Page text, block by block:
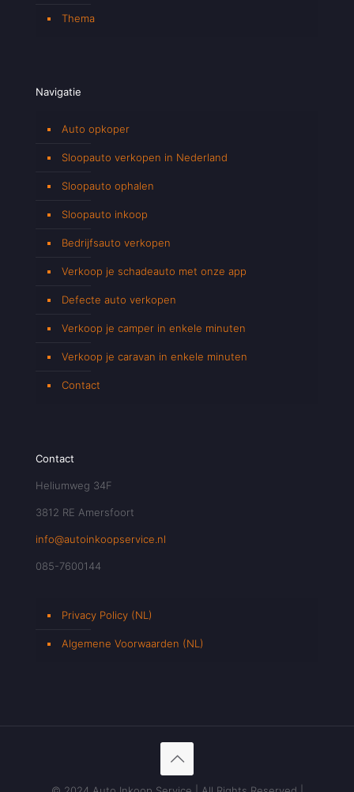
Thema
Navigatie
Auto opkoper
Sloopauto verkopen in Nederland
Sloopauto ophalen
Sloopauto inkoop
Bedrijfsauto verkopen
Verkoop je schadeauto met onze app
Defecte auto verkopen
Verkoop je camper in enkele minuten
Verkoop je caravan in enkele minuten
Contact
Contact
Heliumweg 34F
3812 RE Amersfoort
info@autoinkoopservice.nl
085-7600144
Privacy Policy (NL)
Algemene Voorwaarden (NL)